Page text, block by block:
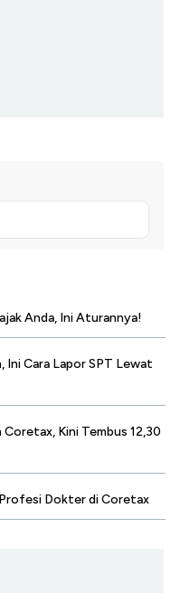
Anda, Ini Aturannya!
Ini Cara Lapor SPT Lewat
Kini Tembus 12,30
Profesi Dokter di Coretax